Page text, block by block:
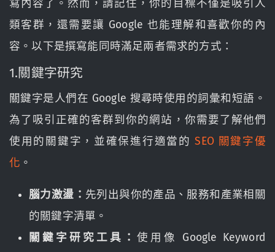
寫內容了。然而，請記住，你的目標不僅是吸引人
類客群，還需要讓 Google 也能理解和喜歡你的內
容。以下是撰寫能同時滿足兩者需求的方式：
1.關鍵字研究
關鍵字是人們在 Google 搜尋時使用的詞彙和短語。
為了吸引正確的客群到你的網站，你需要了解他們
使用的關鍵字，並確保進行適當的SEO 關鍵字優
化 。
腦力激盪： 先列出與你的產品、服務和產業相關
的關鍵字清單。
關鍵字研究工具： 使用像 Google Keyword